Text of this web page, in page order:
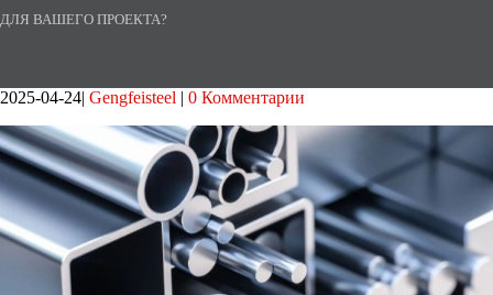
ДЛЯ ВАШЕГО ПРОЕКТА?
2025-04-24 Gengfeisteel 0 Комментарии